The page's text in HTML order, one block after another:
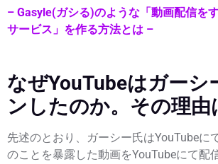
– Gasyle(ガシる)のような「動画配信を
サービス」を作る方法とは –
なぜYouTubeはガーシ
ンしたのか。その理由
先述のとおり、ガーシー氏はYouTubeに
のことを暴露した動画をYouTubeにて配